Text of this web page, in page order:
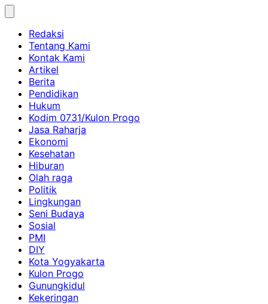
Skip
contentRedaksi
Tentang Kami
Kontak Kami
Artikel
Berita
Pendidikan
Hukum
Kodim 0731/Kulon Progo
Jasa Raharja
Ekonomi
Kesehatan
Hiburan
Olah raga
Politik
Lingkungan
Seni Budaya
Sosial
PMI
DIY
Kota Yogyakarta
Kulon Progo
Gunungkidul
Kekeringan